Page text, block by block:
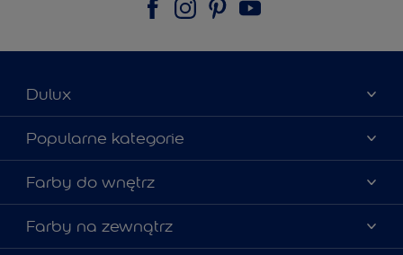
Dulux
Materiały marketingowe
Mapa strony
Kontakt
Popularne kategorie
Kolory farb
Porady ekspertów
Zainspiruj się
Farby do wnętrz
Farby do ścian
Farby uniwersalne
Farby na zewnątrz